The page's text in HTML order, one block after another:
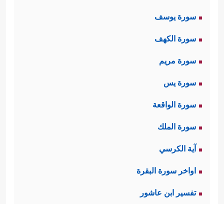
سورة يوسف
سورة الكهف
سورة مريم
سورة يس
سورة الواقعة
سورة الملك
آية الكرسي
اواخر سورة البقرة
تفسير ابن عاشور